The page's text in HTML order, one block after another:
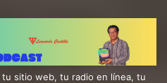
sitio web, tu radio en línea, tu